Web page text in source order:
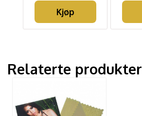
Kjøp
Relaterte produkter